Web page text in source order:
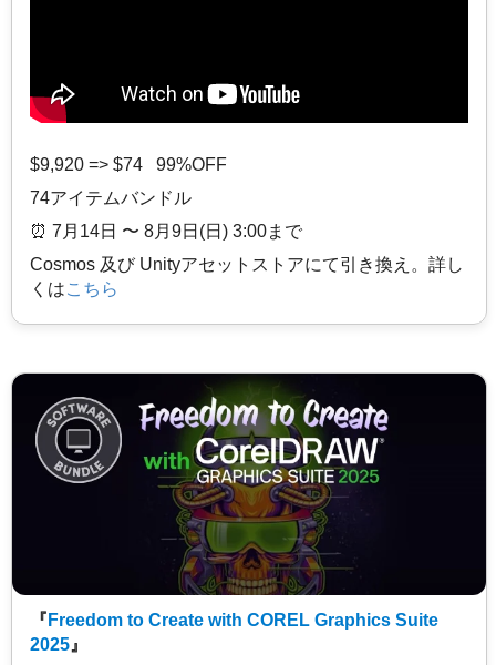
$9,920 => $74 99%OFF
74アイテムバンドル
⏰️ 7月14日 〜 8月9日(日) 3:00まで
Cosmos 及び Unityアセットストアにて引き換え。詳し
くはこちら
『 Freedom to Create with COREL Graphics Suite
2025 』